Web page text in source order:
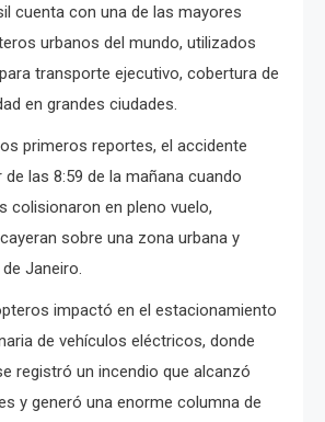
cuenta con una de las mayores
urbanos del mundo, utilizados
transporte ejecutivo, cobertura de
en grandes ciudades.
primeros reportes, el accidente
las 8:59 de la mañana cuando
colisionaron en pleno vuelo,
sobre una zona urbana y
Janeiro.
impactó en el estacionamiento
de vehículos eléctricos, donde
registró un incendio que alcanzó
y generó una enorme columna de